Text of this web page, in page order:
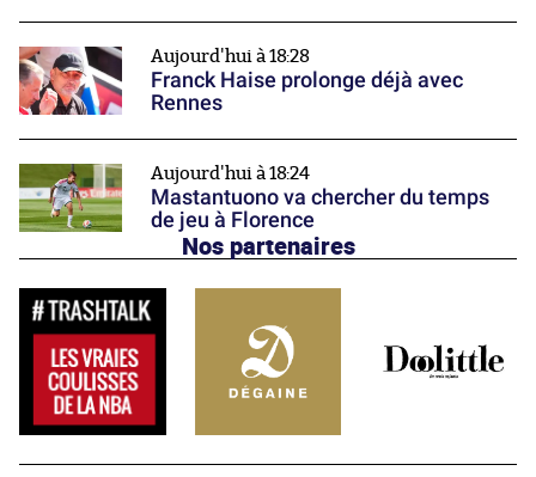
Aujourd'hui à 18:28
Franck Haise prolonge déjà avec
Rennes
Aujourd'hui à 18:24
Mastantuono va chercher du temps
de jeu à Florence
Nos partenaires